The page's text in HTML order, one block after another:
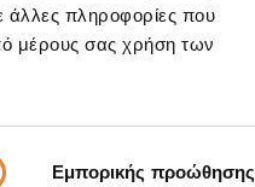
άλλες πληροφορίες που
μέρους σας χρήση των
Εμπορικής προώθησης